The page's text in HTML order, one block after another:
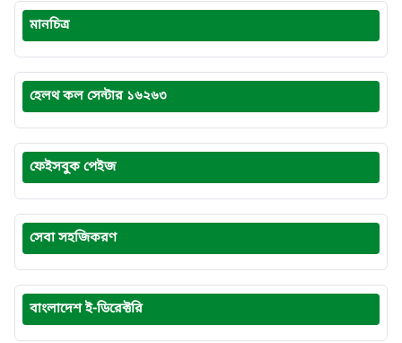
মানচিত্র
হেলথ কল সেন্টার ১৬২৬৩
ফেইসবুক পেইজ
সেবা সহজিকরণ
বাংলাদেশ ই-ডিরেক্টরি